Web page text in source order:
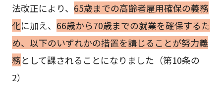
法改正により、 65歳までの高齢者雇用確保の義務
化に加え、 66歳から70歳までの就業を確保するた
め、以下のいずれかの措置を講じることが努力義
務として課されることになりました（第10条の
2）